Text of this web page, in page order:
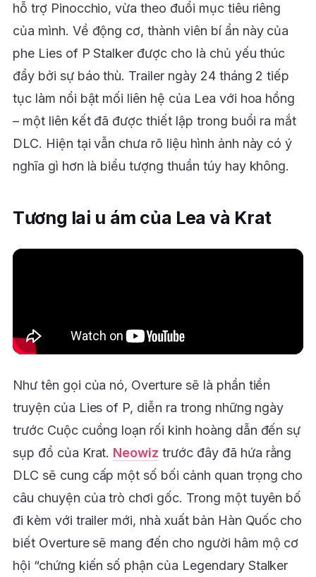
hỗ trợ Pinocchio, vừa theo đuổi mục tiêu riêng
của mình. Về động cơ, thành viên bí ẩn này của
phe Lies of P Stalker được cho là chủ yếu thúc
đẩy bởi sự báo thù. Trailer ngày 24 tháng 2 tiếp
tục làm nổi bật mối liên hệ của Lea với hoa hồng
– một liên kết đã được thiết lập trong buổi ra mắt
DLC. Hiện tại vẫn chưa rõ liệu hình ảnh này có ý
nghĩa gì hơn là biểu tượng thuần túy hay không.
Tương lai u ám của Lea và Krat
Như tên gọi của nó, Overture sẽ là phần tiền
truyện của Lies of P, diễn ra trong những ngày
trước Cuộc cuồng loạn rối kinh hoàng dẫn đến sự
sụp đổ của Krat. Neowiz trước đây đã hứa rằng
DLC sẽ cung cấp một số bối cảnh quan trọng cho
câu chuyện của trò chơi gốc. Trong một tuyên bố
đi kèm với trailer mới, nhà xuất bản Hàn Quốc cho
biết Overture sẽ mang đến cho người hâm mộ cơ
hội “chứng kiến số phận của Legendary Stalker